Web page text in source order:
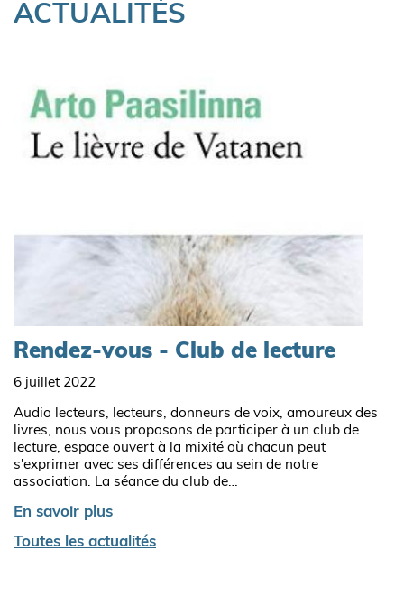
ACTUALITÉS
Rendez-vous - Club de lecture
6 juillet 2022
Audio lecteurs, lecteurs, donneurs de voix, amoureux des
livres, nous vous proposons de participer à un club de
lecture, espace ouvert à la mixité où chacun peut
s'exprimer avec ses différences au sein de notre
association. La séance du club de…
En savoir plus
Toutes les actualités